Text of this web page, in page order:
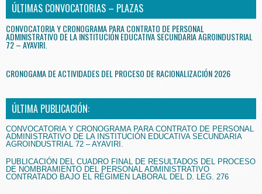
ÚLTIMAS CONVOCATORIAS – PLAZAS
CONVOCATORIA Y CRONOGRAMA PARA CONTRATO DE PERSONAL
ADMINISTRATIVO DE LA INSTITUCIÓN EDUCATIVA SECUNDARIA AGROINDUSTRIAL
72 – AYAVIRI.
CRONOGAMA DE ACTIVIDADES DEL PROCESO DE RACIONALIZACIÓN 2026
ÚLTIMA PUBLICACIÓN:
CONVOCATORIA Y CRONOGRAMA PARA CONTRATO DE PERSONAL
ADMINISTRATIVO DE LA INSTITUCIÓN EDUCATIVA SECUNDARIA
AGROINDUSTRIAL 72 – AYAVIRI.
PUBLICACIÓN DEL CUADRO FINAL DE RESULTADOS DEL PROCESO
DE NOMBRAMIENTO DEL PERSONAL ADMINISTRATIVO
CONTRATADO BAJO EL RÉGIMEN LABORAL DEL D. LEG. 276